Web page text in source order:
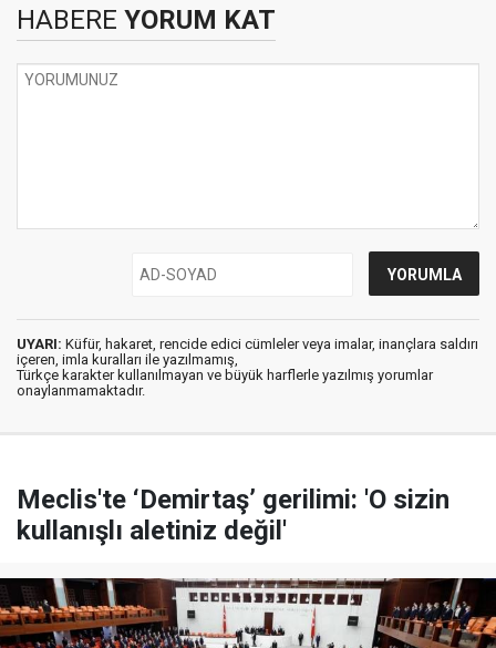
HABERE YORUM KAT
UYARI: Küfür, hakaret, rencide edici cümleler veya imalar, inançlara saldırı
içeren, imla kuralları ile yazılmamış,
Türkçe karakter kullanılmayan ve büyük harflerle yazılmış yorumlar
onaylanmamaktadır.
Meclis'te ‘Demirtaş’ gerilimi: 'O sizin
kullanışlı aletiniz değil'